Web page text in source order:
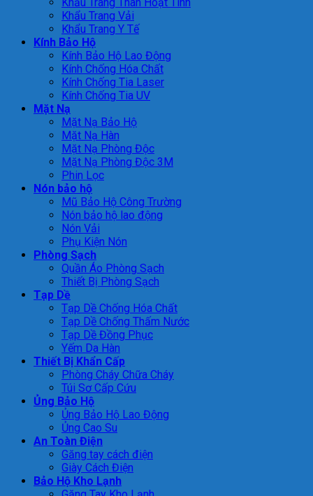
Khẩu Trang Vải
Khẩu Trang Y Tế
Kính Bảo Hộ
Kính Bảo Hộ Lao Động
Kính Chống Hóa Chất
Kính Chống Tia Laser
Kính Chống Tia UV
Mặt Nạ
Mặt Nạ Bảo Hộ
Mặt Nạ Hàn
Mặt Nạ Phòng Độc
Mặt Nạ Phòng Độc 3M
Phin Lọc
Nón bảo hộ
Mũ Bảo Hộ Công Trường
Nón bảo hộ lao động
Nón Vải
Phụ Kiện Nón
Phòng Sạch
Quần Áo Phòng Sạch
Thiết Bị Phòng Sạch
Tạp Dề
Tạp Dề Chống Hóa Chất
Tạp Dề Chống Thấm Nước
Tạp Dề Đồng Phục
Yếm Da Hàn
Thiết Bị Khẩn Cấp
Phòng Cháy Chữa Cháy
Túi Sơ Cấp Cứu
Ủng Bảo Hộ
Ủng Bảo Hộ Lao Động
Ủng Cao Su
An Toàn Điện
Găng tay cách điện
Giày Cách Điện
Bảo Hộ Kho Lạnh